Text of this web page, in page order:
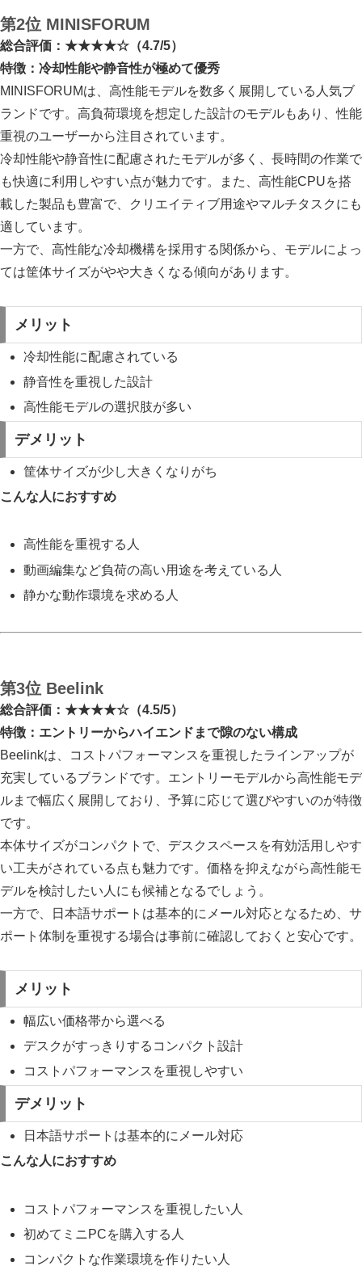
第2位 MINISFORUM
総合評価：★★★★☆（4.7/5）
特徴：冷却性能や静音性が極めて優秀
MINISFORUMは、高性能モデルを数多く展開している人気ブ
ランドです。高負荷環境を想定した設計のモデルもあり、性能
重視のユーザーから注目されています。
冷却性能や静音性に配慮されたモデルが多く、長時間の作業で
も快適に利用しやすい点が魅力です。また、高性能CPUを搭
載した製品も豊富で、クリエイティブ用途やマルチタスクにも
適しています。
一方で、高性能な冷却機構を採用する関係から、モデルによっ
ては筐体サイズがやや大きくなる傾向があります。
メリット
冷却性能に配慮されている
静音性を重視した設計
高性能モデルの選択肢が多い
デメリット
筐体サイズが少し大きくなりがち
こんな人におすすめ
高性能を重視する人
動画編集など負荷の高い用途を考えている人
静かな動作環境を求める人
第3位 Beelink
総合評価：★★★★☆（4.5/5）
特徴：エントリーからハイエンドまで隙のない構成
Beelinkは、コストパフォーマンスを重視したラインアップが
充実しているブランドです。エントリーモデルから高性能モデ
ルまで幅広く展開しており、予算に応じて選びやすいのが特徴
です。
本体サイズがコンパクトで、デスクスペースを有効活用しやす
い工夫がされている点も魅力です。価格を抑えながら高性能モ
デルを検討したい人にも候補となるでしょう。
一方で、日本語サポートは基本的にメール対応となるため、サ
ポート体制を重視する場合は事前に確認しておくと安心です。
メリット
幅広い価格帯から選べる
デスクがすっきりするコンパクト設計
コストパフォーマンスを重視しやすい
デメリット
日本語サポートは基本的にメール対応
こんな人におすすめ
コストパフォーマンスを重視したい人
初めてミニPCを購入する人
コンパクトな作業環境を作りたい人